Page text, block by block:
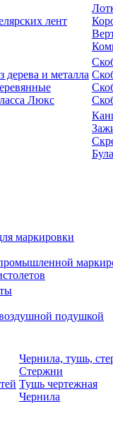
лент
и металла
Люкс
маркировки
подушкой
Чернила, тушь,
Стержни
Тушь чертежная
Чернила